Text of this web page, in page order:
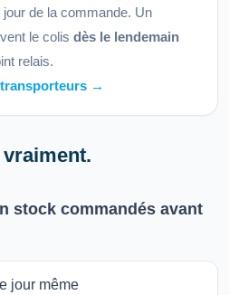
de la commande. Un
le colis dès le lendemain
relais.
→
stock commandés avant
le jour même